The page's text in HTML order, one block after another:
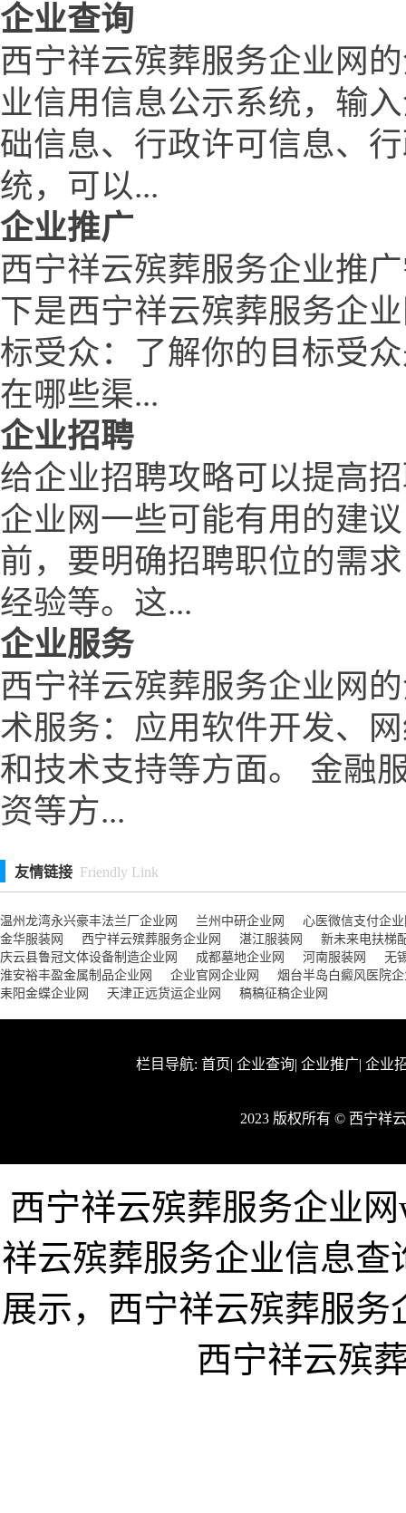
企业查询
西宁祥云殡葬服务企业网
业信用信息公示系统，输
础信息、行政许可信息、
统，可以...
企业推广
西宁祥云殡葬服务企业推
下是西宁祥云殡葬服务企
标受众：了解你的目标受
在哪些渠...
企业招聘
给企业招聘攻略可以提高
企业网一些可能有用的建
前，要明确招聘职位的需
经验等。这...
企业服务
西宁祥云殡葬服务企业网
术服务：应用软件开发、
和技术支持等方面。 金融
资等方...
友情链接 Friendly Link
温州龙湾永兴豪丰法兰厂企业网 兰州中研企业网
心医微信支付企
金华服装网
西宁祥云殡葬服务企业网 湛江服装网
新未来电扶梯
庆云县鲁冠文体设备制造企业网
成都墓地企业网 河南服装网
无
淮安裕丰盈金属制品企业网
企业官网企业网
烟台半岛白癜风医院
耒阳金蝶企业网
天津正远货运企业网 稿稿征稿企业网
栏目导航: 首页| 企业查询| 企业推广| 企业
2023 版权所有 © 西宁祥
西宁祥云殡葬服务企业
祥云殡葬服务企业信息
展示，西宁祥云殡葬服
西宁祥云殡